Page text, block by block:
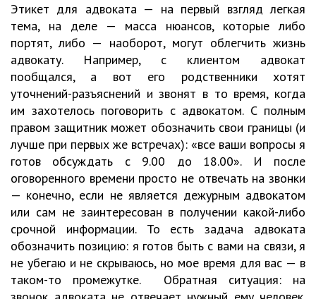
Этикет для адвоката — на первый взгляд легкая
тема, на деле — масса нюансов, которые либо
портят, либо — наоборот, могут облегчить жизнь
адвокату. Например, с клиентом адвокат
пообщался, а вот его родственники хотят
уточнений-разъяснений и звонят в то время, когда
им захотелось поговорить с адвокатом. С полным
правом защитник может обозначить свои границы (и
лучше при первых же встречах): «все ваши вопросы я
готов обсуждать с 9.00 до 18.00». И после
оговоренного времени просто не отвечать на звонки
— конечно, если не является дежурным адвокатом
или сам не заинтересован в получении какой-либо
срочной информации. То есть задача адвоката
обозначить позицию: я готов быть с вами на связи, я
не убегаю и не скрываюсь, но мое время для вас — в
таком-то промежутке. Обратная ситуация: на